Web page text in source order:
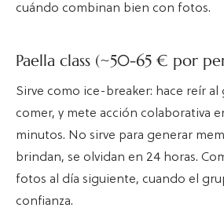
cuándo combinan bien con fotos.
Paella class (~50-65 € por
Sirve como ice-breaker: hace reír al
comer, y mete acción colaborativa
minutos. No sirve para generar
brindan, se olvidan en 24 horas.
fotos al día siguiente, cuando el
confianza.